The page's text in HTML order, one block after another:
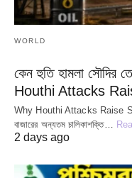
WORLD
কেন হুতি হামলা সৌদির
Houthi Attacks
Why Houthi Attacks Raise
বাজারের অন্যতম চালিকাশক্তি…
2 days ago